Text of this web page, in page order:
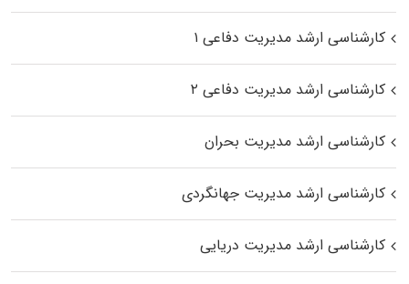
کارشناسی ارشد مدیریت دفاعی ۱
کارشناسی ارشد مدیریت دفاعی ۲
کارشناسی ارشد مدیریت بحران
کارشناسی ارشد مدیریت جهانگردی
کارشناسی ارشد مدیریت دریایی